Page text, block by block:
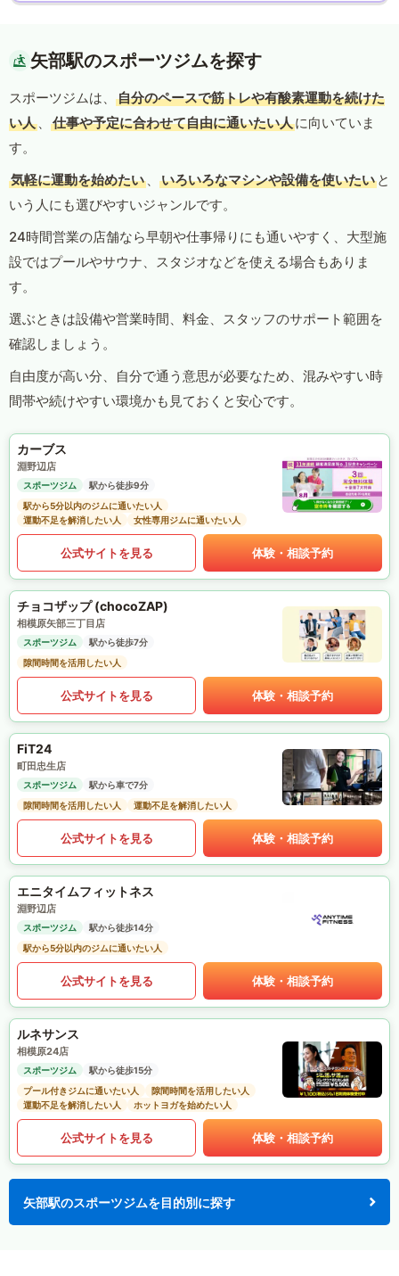
矢部駅のスポーツジムを探す
スポーツジムは、
自分のペースで筋トレや有酸素運動を続けた
い人 、 仕事や予定に合わせて自由に通いたい人に向いていま
す。
気軽に運動を始めたい 、 いろいろなマシンや設備を使いたい と
いう人にも選びやすいジャンルです。
24時間営業の店舗なら早朝や仕事帰りにも通いやすく、大型施
設ではプールやサウナ、スタジオなどを使える場合もありま
す。
選ぶときは設備や営業時間、料金、スタッフのサポート範囲を
確認しましょう。
自由度が高い分、自分で通う意思が必要なため、混みやすい時
間帯や続けやすい環境かも見ておくと安心です。
カーブス
淵野辺店
スポーツジム
駅から徒歩9分
駅から5分以内のジムに通いたい人
運動不足を解消したい人
女性専用ジムに通いたい人
公式サイトを見る 体験・相談予約
チョコザップ (chocoZAP)
相模原矢部三丁目店
スポーツジム
駅から徒歩7分
隙間時間を活用したい人
公式サイトを見る 体験・相談予約
FiT24
町田忠生店
スポーツジム
駅から車で7分
隙間時間を活用したい人
運動不足を解消したい人
公式サイトを見る 体験・相談予約
エニタイムフィットネス
淵野辺店
スポーツジム
駅から徒歩14分
駅から5分以内のジムに通いたい人
公式サイトを見る 体験・相談予約
ルネサンス
相模原24店
スポーツジム
駅から徒歩15分
プール付きジムに通いたい人
隙間時間を活用したい人
運動不足を解消したい人
ホットヨガを始めたい人
公式サイトを見る 体験・相談予約
矢部駅のスポーツジムを目的別に探す